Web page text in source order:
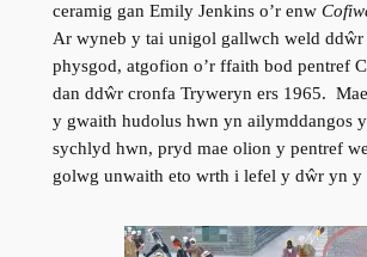
ceramig gan Emily Jenkins o’r enw
Ar wyneb y tai unigol gallwch weld ddŵr
physgod, atgofion o’r ffaith bod pentref
dan ddŵr cronfa Tryweryn ers 1965.
y gwaith hudolus hwn yn ailymddangos
sychlyd hwn, pryd mae olion y pentref
golwg unwaith eto wrth i lefel y dŵr yn y